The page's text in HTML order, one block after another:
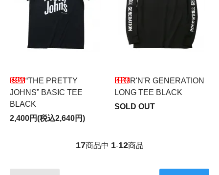
“THE PRETTY
JOHNS” BASIC TEE
BLACK
2,400円(税込2,640円)
R'N'R GENERATION
LONG TEE BLACK
SOLD OUT
17商品中 1-12商品